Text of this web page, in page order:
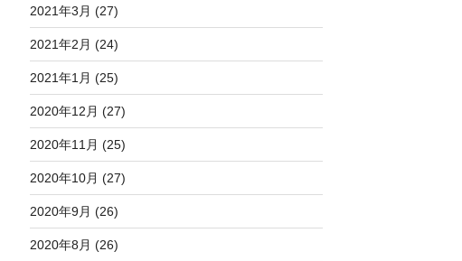
2021年3月 (27)
2021年2月 (24)
2021年1月 (25)
2020年12月 (27)
2020年11月 (25)
2020年10月 (27)
2020年9月 (26)
2020年8月 (26)